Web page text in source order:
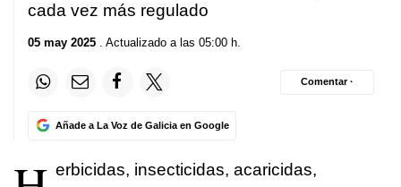
cada vez más regulado
05 may 2025 . Actualizado a las 05:00 h.
Añade a La Voz de Galicia en Google
Comentar ·
erbicidas, insecticidas, acaricidas,